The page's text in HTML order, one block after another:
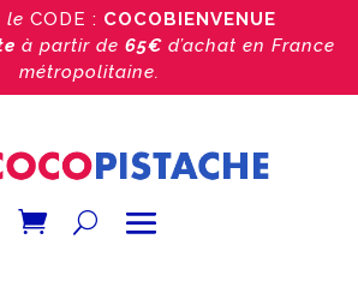
le CODE : COCOBIENVENUE
à partir de 65€ d’achat en France
métropolitaine.